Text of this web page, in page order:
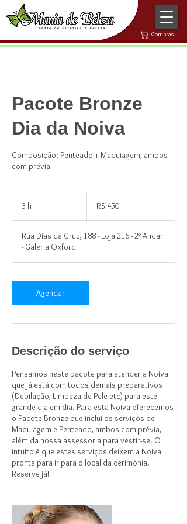
Compras
Pacote Bronze
Dia da Noiva
Composição: Penteado + Maquiagem, ambos
com prévia
3 h
brasileiros
R$ 450
Rua Dias da Cruz, 188 - Loja 216 - 2º Andar
- Galeria Oxford
Agendar
Descrição do serviço
Pensamos neste pacote para atender a Noiva
que já está com todos demais preparativos
(Depilação, Limpeza de Pele etc) para este
grande dia em dia. Para esta Noiva oferecemos
o Pacote Bronze que inclui os serviços de
Maquiagem e Penteado, ambos com prévia,
além da nossa assessoria para vestir-se. O
intuito é que estes serviços deixem a Noiva
pronta para ir para o local da cerimônia.
Reserve já!